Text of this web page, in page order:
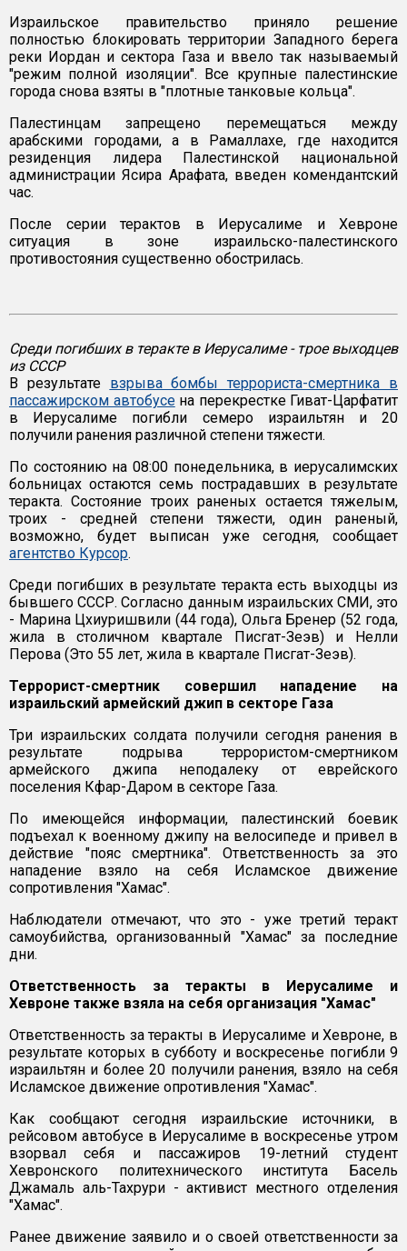
Израильское правительство приняло решение
полностью блокировать территории Западного берега
реки Иордан и сектора Газа и ввело так называемый
"режим полной изоляции". Все крупные палестинские
города снова взяты в "плотные танковые кольца".
Палестинцам запрещено перемещаться между
арабскими городами, а в Рамаллахе, где находится
резиденция лидера Палестинской национальной
администрации Ясира Арафата, введен комендантский
час.
После серии терактов в Иерусалиме и Хевроне
ситуация в зоне израильско-палестинского
противостояния существенно обострилась.
Среди погибших в теракте в Иерусалиме - трое выходцев
из СССР
В результате взрыва бомбы террориста-смертника в
пассажирском автобусена перекрестке Гиват-Царфатит
в Иерусалиме погибли семеро израильтян и 20
получили ранения различной степени тяжести.
По состоянию на 08:00 понедельника, в иерусалимских
больницах остаются семь пострадавших в результате
теракта. Состояние троих раненых остается тяжелым,
троих - средней степени тяжести, один раненый,
возможно, будет выписан уже сегодня, сообщает
агентство Курсор.
Среди погибших в результате теракта есть выходцы из
бывшего СССР. Согласно данным израильских СМИ, это
- Марина Цхиуришвили (44 года), Ольга Бренер (52 года,
жила в столичном квартале Писгат-Зеэв) и Нелли
Перова (Это 55 лет, жила в квартале Писгат-Зеэв).
Террорист-смертник совершил нападение на
израильский армейский джип в секторе Газа
Три израильских солдата получили сегодня ранения в
результате подрыва террористом-смертником
армейского джипа неподалеку от еврейского
поселения Кфар-Даром в секторе Газа.
По имеющейся информации, палестинский боевик
подъехал к военному джипу на велосипеде и привел в
действие "пояс смертника". Ответственность за это
нападение взяло на себя Исламское движение
сопротивления "Хамас".
Наблюдатели отмечают, что это - уже третий теракт
самоубийства, организованный "Хамас" за последние
дни.
Ответственность за теракты в Иерусалиме и
Хевроне также взяла на себя организация "Хамас"
Ответственность за теракты в Иерусалиме и Хевроне, в
результате которых в субботу и воскресенье погибли 9
израильтян и более 20 получили ранения, взяло на себя
Исламское движение опротивления "Хамас".
Как сообщают сегодня израильские источники, в
рейсовом автобусе в Иерусалиме в воскресенье утром
взорвал себя и пассажиров 19-летний студент
Хевронского политехнического института Басель
Джамаль аль-Тахрури - активист местного отделения
"Хамас".
Ранее движение заявило и о своей ответственности за